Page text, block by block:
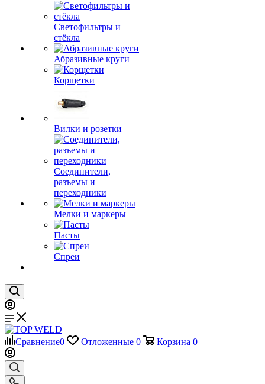
Светофильтры и
стёкла
Абразивные круги
Корщетки
Вилки и розетки
Соединители,
разъемы и
переходники
Мелки и маркеры
Пасты
Спреи
Сравнение0 Отложенные 0 Корзина 0